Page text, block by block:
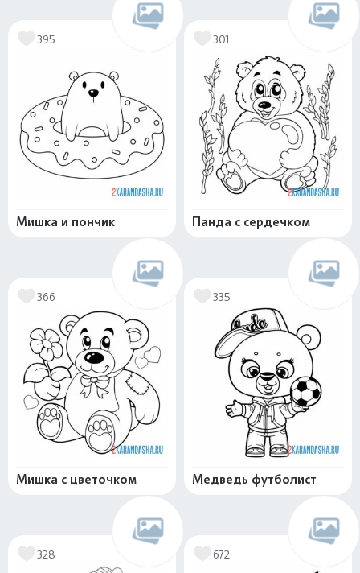
395
Мишка и пончик
301
Панда с сердечком
366
Мишка с цветочком
335
Медведь футболист
328 672